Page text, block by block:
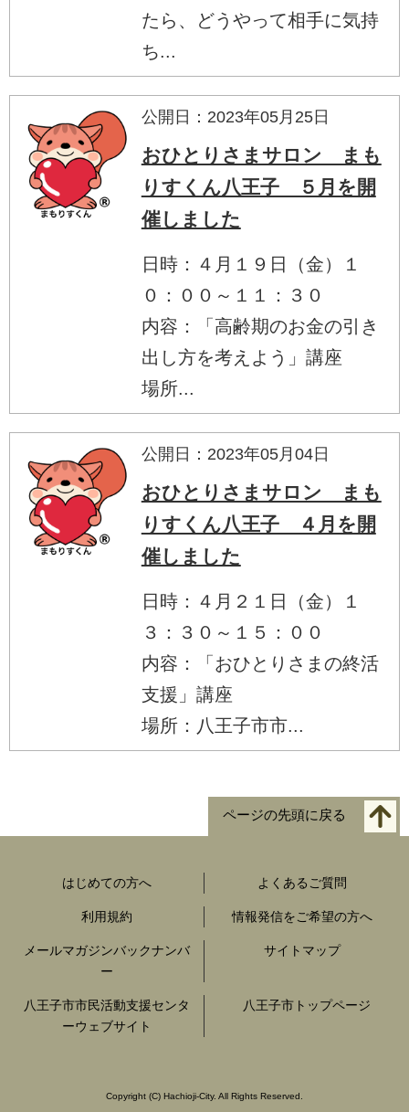
たら、どうやって相手に気持
ち...
公開日：2023年05月25日
おひとりさまサロン まも
りすくん八王子 ５月を開
催しました
日時：４月１９日（金）１
０：００～１１：３０
内容：「高齢期のお金の引き
出し方を考えよう」講座
場所...
公開日：2023年05月04日
おひとりさまサロン まも
りすくん八王子 ４月を開
催しました
日時：４月２１日（金）１
３：３０～１５：００
内容：「おひとりさまの終活
支援」講座
場所：八王子市市...
ページの先頭に戻る
はじめての方へ よくあるご質問
利用規約 情報発信をご希望の方へ
メールマガジンバックナンバ
ー
サイトマップ
八王子市市民活動支援センタ
ーウェブサイト
八王子市トップページ
Copyright (C) Hachioji-City. All Rights Reserved.